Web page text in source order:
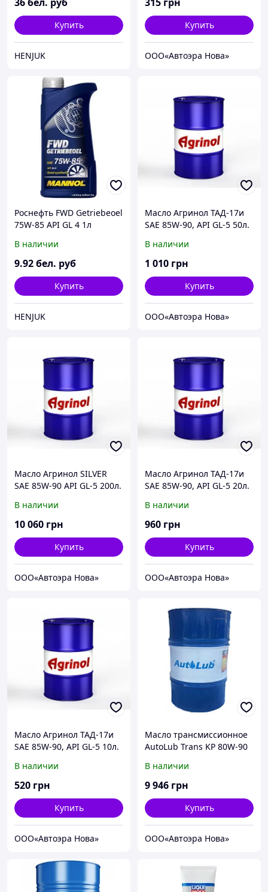
Купить
HENJUK
Купить
ООО«Автоэра Нова»
Роснефть FWD Getriebeoel
75W-85 API GL 4 1л
В наличии
9.92бел. руб
Купить
HENJUK
Масло Агринол ТАД-17и
SAE 85W-90, API GL-5 50л.
В наличии
1 010 грн
Купить
ООО«Автоэра Нова»
Масло Агринол SILVER
SAE 85W-90 API GL-5 200л.
В наличии
10 060 грн
Купить
ООО«Автоэра Нова»
Масло Агринол ТАД-17и
SAE 85W-90, API GL-5 20л.
В наличии
960 грн
Купить
ООО«Автоэра Нова»
Масло Агринол ТАД-17и
SAE 85W-90, API GL-5 10л.
В наличии
520 грн
Купить
ООО«Автоэра Нова»
Масло трансмиссионное
AutoLub Trans KP 80W-90
В наличии
9 946 грн
Купить
ООО«Автоэра Нова»